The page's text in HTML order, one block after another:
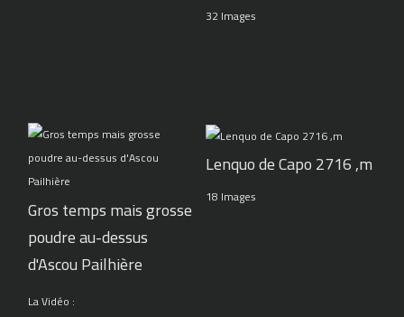
32 Images
Gros temps mais grosse
poudre au-dessus
d'Ascou Pailhière
La Vidéo :
Lenquo de Capo 2716 ,m
18 Images